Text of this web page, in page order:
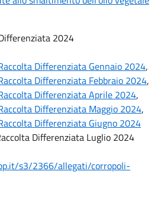
2024
Differenziata Gennaio 2024,
Differenziata Febbraio 2024,
Differenziata Aprile 2024,
Differenziata Maggio 2024,
Differenziata Giugno 2024
Differenziata Luglio 2024
s3/2366/allegati/corropoli-